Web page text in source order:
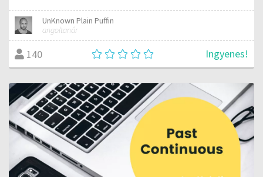
UnKnown Plain Puffin
angoltanár
140 Ingyenes!